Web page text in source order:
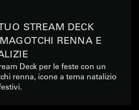
STREAM DECK
RENNA E
Deck per le feste con un
renna, icone a tema natalizio